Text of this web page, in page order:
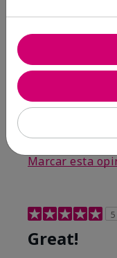
Tyre, for
ConclusiónSí,
¿Le ha
opinión?
Marcar esta
5
Great!